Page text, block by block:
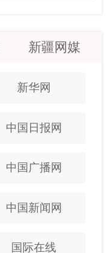
新疆网媒
新华网
中国日报网
中国广播网
中国新闻网
国际在线